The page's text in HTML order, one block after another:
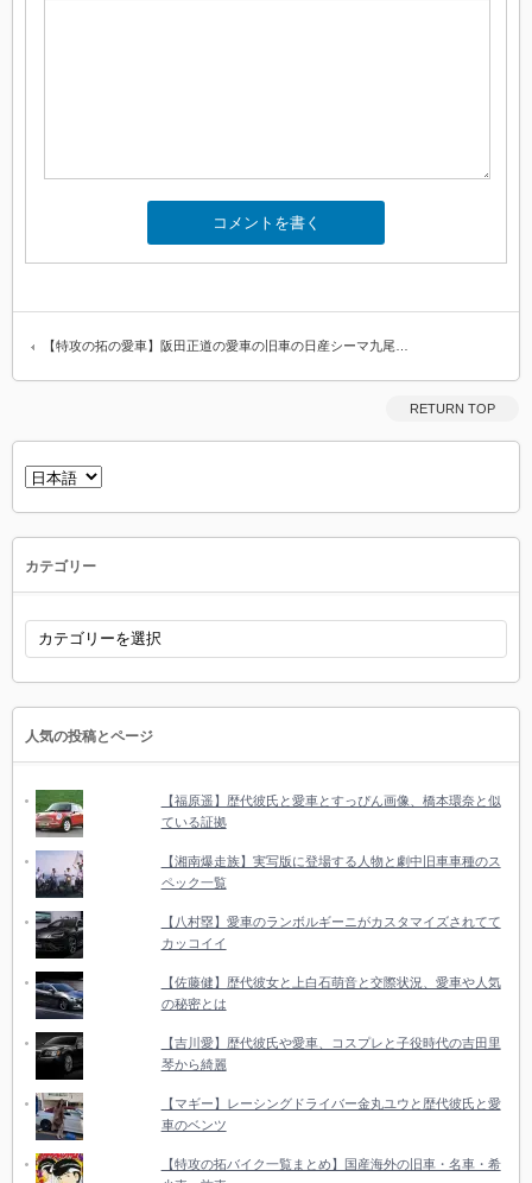
【特攻の拓の愛車】阪田正道の愛車の旧車の日産シーマ九尾…
RETURN TOP
言
語
カテゴリー
カ
ゴ
リ
人気の投稿とページ
【福原遥】歴代彼氏と愛車とすっぴん画像、橋本環奈と似
ている証拠
【湘南爆走族】実写版に登場する人物と劇中旧車車種のス
ペック一覧
【八村塁】愛車のランボルギーニがカスタマイズされてて
カッコイイ
【佐藤健】歴代彼女と上白石萌音と交際状況、愛車や人気
の秘密とは
【吉川愛】歴代彼氏や愛車、コスプレと子役時代の吉田里
琴から綺麗
【マギー】レーシングドライバー金丸ユウと歴代彼氏と愛
車のベンツ
【特攻の拓バイク一覧まとめ】国産海外の旧車・名車・希